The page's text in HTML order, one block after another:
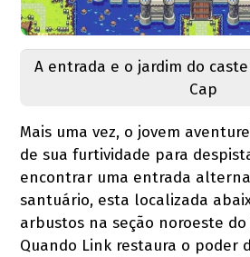
A entrada e o jardim do
Cap
Mais uma vez, o jovem
de sua furtividade para
encontrar uma entrada
santuário, esta localizada
arbustos na seção noroeste
Quando Link restaura o poder